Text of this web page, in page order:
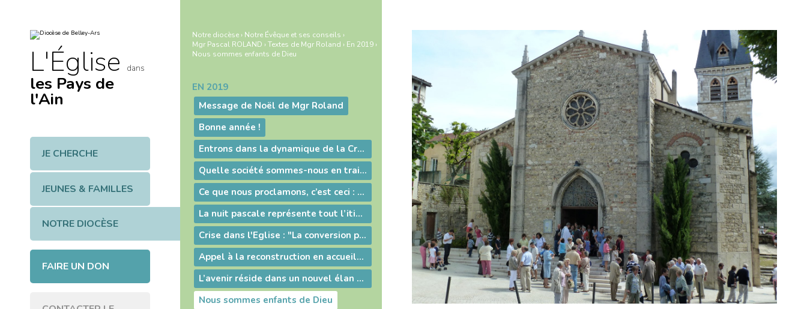
L'Église dans
les Pays de
l'Ain
JE CHERCHE
JEUNES & FAMILLES
NOTRE DIOCÈSE
FAIRE UN DON
Notre diocèse › Notre Évêque et ses conseils ›
Mgr Pascal ROLAND ›Textes de Mgr Roland › En 2019 ›
Nous sommes enfants de Dieu
Navigation
EN 2019
Message de Noël de Mgr Roland
Bonne année !
Entrons dans la dynamique de la Croix
Quelle société sommes-nous en train de construire ?
Ce que nous proclamons, c’est ceci : Jésus-Christ est le Seigneur !
La nuit pascale représente tout l’itinéraire de la vie chrétienne
Crise dans l'Eglise : "La conversion personnelle et communautaire est la priorité absolue !"
Appel à la reconstruction en accueillant la croix du Christ
L’avenir réside dans un nouvel élan évangélique
Nous sommes enfants de Dieu